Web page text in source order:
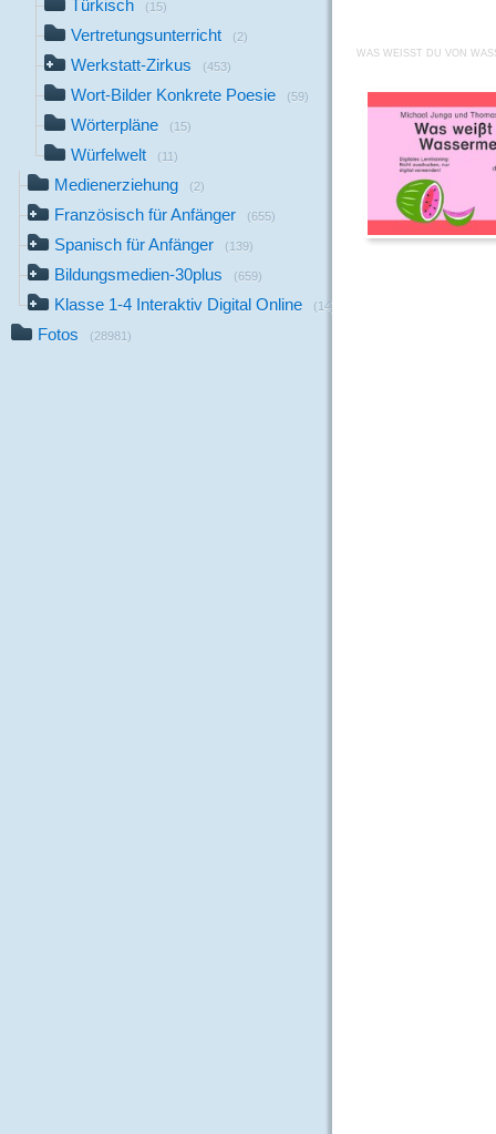
Türkisch (15)
Vertretungsunterricht (2)
Werkstatt-Zirkus (453)
Wort-Bilder Konkrete Poesie (59)
Wörterpläne (15)
Würfelwelt (11)
Medienerziehung (2)
Französisch für Anfänger (655)
Spanisch für Anfänger (139)
Bildungsmedien-30plus (659)
Klasse 1-4 Interaktiv Digital Online (14)
Fotos (28981)
WAS WEISST DU VON